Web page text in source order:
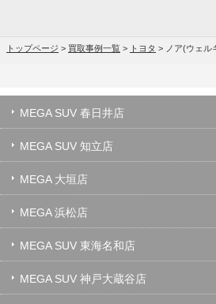
トップページ > 買取事例一覧 > トヨタ > ノア(ウェル
MEGA SUV 春日井店
MEGA SUV 知立店
MEGA 大垣店
MEGA 浜松店
MEGA SUV 東海名和店
MEGA SUV 神戸大蔵谷店